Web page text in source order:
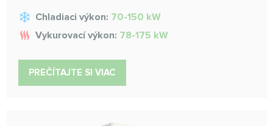
Chladiaci výkon: 70-150 kW
Vykurovací výkon: 78-175 kW
PREČÍTAJTE SI VIAC